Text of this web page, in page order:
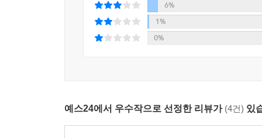
6%
1%
0%
예스24에서 우수작으로 선정한 리뷰가 (4건) 있